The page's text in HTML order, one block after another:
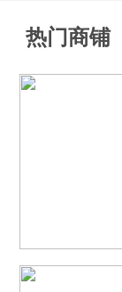
热门商铺